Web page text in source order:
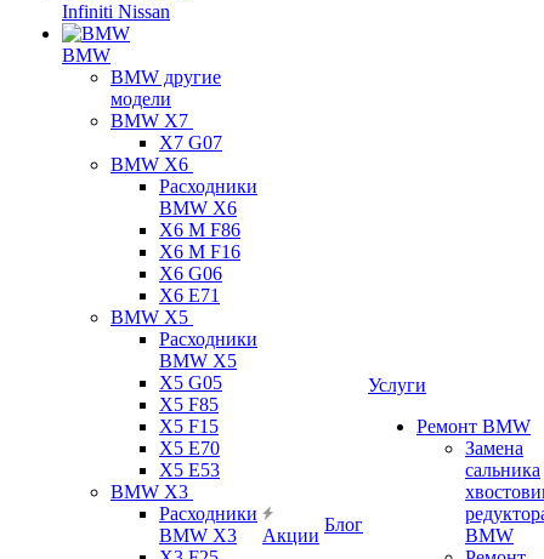
Infiniti Nissan
BMW
BMW другие
модели
BMW X7
X7 G07
BMW X6
Расходники
BMW X6
X6 M F86
X6 M F16
X6 G06
X6 E71
BMW X5
Расходники
BMW X5
X5 G05
X5 F85
X5 F15
X5 E70
X5 E53
BMW X3
Расходники
BMW X3
Акции
Блог
Услуги
Ремонт BMW
Замена
сальника
BMW